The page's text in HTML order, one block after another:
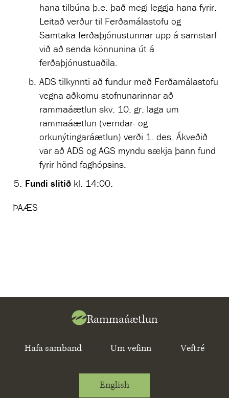
hana tilbúna þ.e. það megi leggja hana fyrir.
Leitað verður til Ferðamálastofu og
Samtaka ferðaþjónustunnar upp á samstarf
við að senda könnunina út á
ferðaþjónustuaðila.
ADS tilkynnti að fundur með Ferðamálastofu
vegna aðkomu stofnunarinnar að
rammaáætlun skv. 10. gr. laga um
rammaáætlun (verndar- og
orkunýtingaráætlun) verði 1. des. Ákveðið
var að ADS og AGS myndu sækja þann fund
fyrir hönd faghópsins.
Fundi slitiðkl. 14:00.
ÞAÆS
Rammaáætlun
Hafa samband Um vefinn Veftré
English